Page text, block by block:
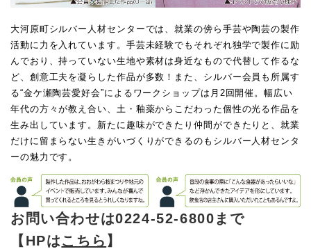
大河原町シルバー人材センターでは、就業の傍ら手芸や陶芸の製作
活動に力を入れています。手芸未経験でもそれぞれ独学で製作に励
んでおり、持っていない生地や素材は身近なもので代替して作るな
ど、創意工夫を凝らした作品が多数！また、シルバー会員も所属す
る“金ケ瀬陶芸愛好会”によるワークショップは月2回開催。幅広い
年代の方々が教え合い、土・釉薬からこだわった個性の光る作品を
生み出しています。新たに趣味ができたり仲間ができたりと、就業
だけに留まらない生きがいづくりができるのもシルバー人材センタ
ーの魅力です。
お問い合わせは0224-52-6800まで
【HPはこちら 】